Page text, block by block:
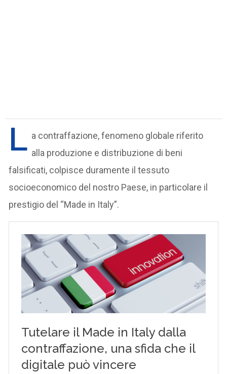
L a contraffazione, fenomeno globale riferito
alla produzione e distribuzione di beni
falsificati, colpisce duramente il tessuto
socioeconomico del nostro Paese, in particolare il
prestigio del “Made in Italy”.